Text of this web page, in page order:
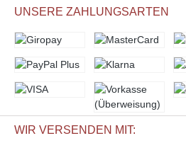
UNSERE ZAHLUNGSARTEN
WIR VERSENDEN MIT: